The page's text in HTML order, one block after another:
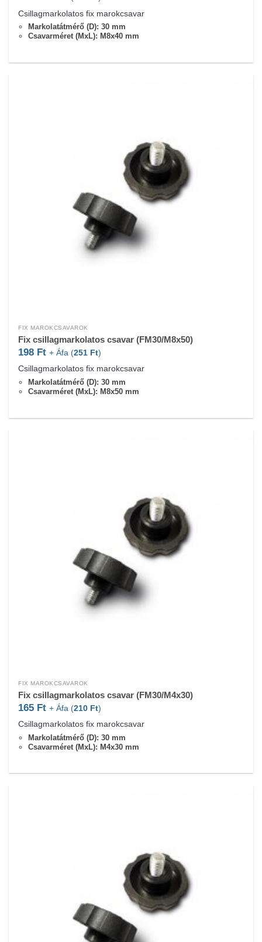
Csillagmarkolatos fix marokcsavar
Markolatátmérő (D): 30 mm
Csavarméret (MxL): M8x40 mm
FIX MAROKCSAVAROK
Fix csillagmarkolatos csavar (FM30/M8x50)
198 Ft + Áfa (251 Ft)
Csillagmarkolatos fix marokcsavar
Markolatátmérő (D): 30 mm
Csavarméret (MxL): M8x50 mm
FIX MAROKCSAVAROK
Fix csillagmarkolatos csavar (FM30/M4x30)
165 Ft + Áfa (210 Ft)
Csillagmarkolatos fix marokcsavar
Markolatátmérő (D): 30 mm
Csavarméret (MxL): M4x30 mm